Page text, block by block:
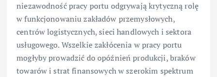
niezawodność pracy portu odgrywają krytyczną rolę
w funkcjonowaniu zakładów przemysłowych,
centrów logistycznych, sieci handlowych i sektora
usługowego. Wszelkie zakłócenia w pracy portu
mogłyby prowadzić do opóźnień produkcji, braków
towarów i strat finansowych w szerokim spektrum